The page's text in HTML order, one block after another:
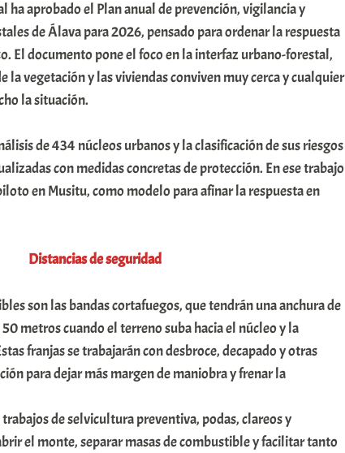
ha aprobado el Plan anual de prevención, vigilancia y
de Álava para 2026, pensado para ordenar la respuesta
El documento pone el foco en la interfaz urbano-forestal,
la vegetación y las viviendas conviven muy cerca y cualquier
la situación.
de 434 núcleos urbanos y la clasificación de sus riesgos
con medidas concretas de protección. En ese trabajo
en Musitu, como modelo para afinar la respuesta en
Distancias de seguridad
son las bandas cortafuegos, que tendrán una anchura de
metros cuando el terreno suba hacia el núcleo y la
franjas se trabajarán con desbroce, decapado y otras
para dejar más margen de maniobra y frenar la
de selvicultura preventiva, podas, clareos y
el monte, separar masas de combustible y facilitar tanto